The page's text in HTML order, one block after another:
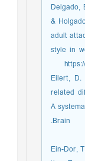
&
adult
style in
Eilert,
related
A
Brain Sciences, 13(6), 884.‏
Ein-Dor,